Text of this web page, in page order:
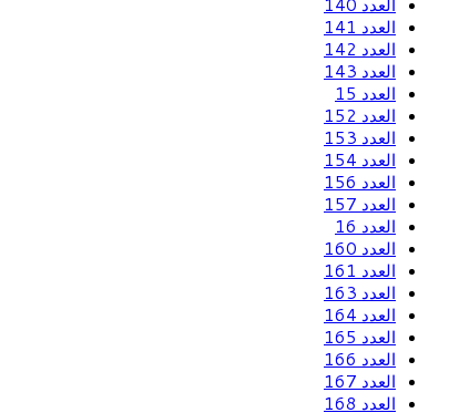
العدد 140
العدد 141
العدد 142
العدد 143
العدد 15
العدد 152
العدد 153
العدد 154
العدد 156
العدد 157
العدد 16
العدد 160
العدد 161
العدد 163
العدد 164
العدد 165
العدد 166
العدد 167
العدد 168